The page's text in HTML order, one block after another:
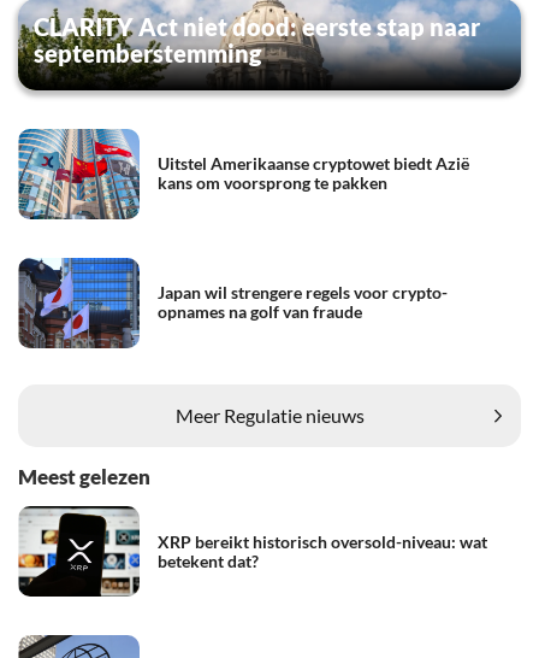
CLARITY Act niet dood: eerste stap naar
septemberstemming
Uitstel Amerikaanse cryptowet biedt Azië
kans om voorsprong te pakken
Japan wil strengere regels voor crypto-
opnames na golf van fraude
Meer Regulatie nieuws
Meest gelezen
XRP bereikt historisch oversold-niveau: wat
betekent dat?